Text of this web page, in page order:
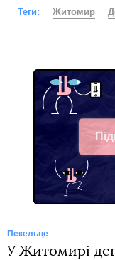
Теги: Житомир
Пекельце
У Житомирі